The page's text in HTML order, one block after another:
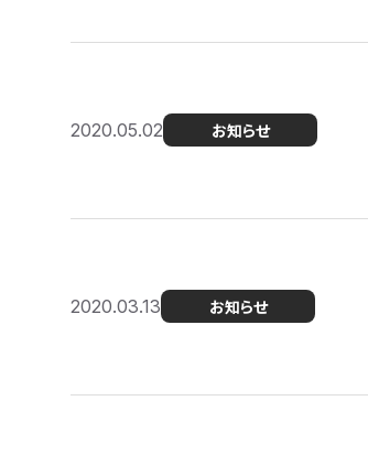
2020.05.02 お知らせ
2020.03.13 お知らせ